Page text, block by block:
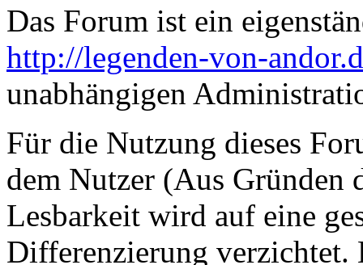
Das Forum ist ein
http://legenden-von-
unabhängigen
Für die Nutzung dieses
dem Nutzer (Aus Gründen
Lesbarkeit wird auf eine
Differenzierung verzichtet.